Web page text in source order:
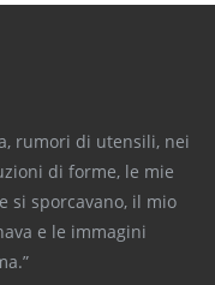
rumori di utensili, nei
di forme, le mie
si sporcavano, il mio
e le immagini